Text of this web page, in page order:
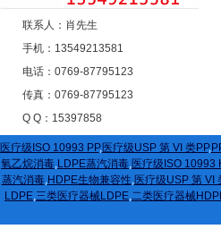
联系人：肖先生
手机：13549213581
电话：0769-87795123
传真：0769-87795123
Q Q：15397858
医疗级ISO 10993 PP,医疗级USP 第 VI 类PP,
氧乙烷消毒,LDPE蒸汽消毒,医疗级ISO 10993
蒸汽消毒,HDPE生物兼容性,医疗级USP 第 VI
LDPE,三类医疗器械LDPE,二类医疗器械